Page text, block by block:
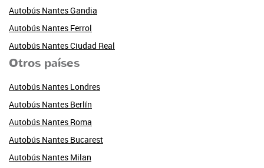
Autobús Nantes Gandia
Autobús Nantes Ferrol
Autobús Nantes Ciudad Real
Otros países
Autobús Nantes Londres
Autobús Nantes Berlín
Autobús Nantes Roma
Autobús Nantes Bucarest
Autobús Nantes Milan